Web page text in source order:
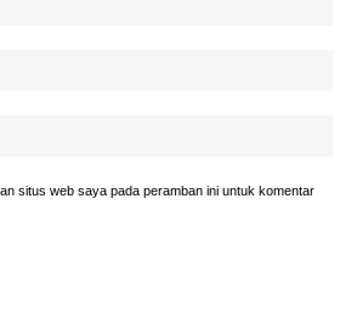
situs web saya pada peramban ini untuk komentar